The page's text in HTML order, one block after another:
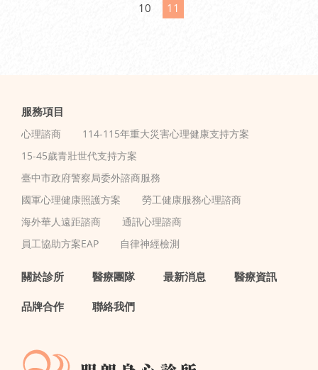
10
11
服務項目
心理諮商
114-115年重大災害心理健康支持方案
15-45歲青壯世代支持方案
臺中市政府警察局委外諮商服務
國軍心理健康照護方案
勞工健康服務心理諮商
海外華人遠距諮商
通訊心理諮商
員工協助方案EAP
自律神經檢測
關於診所 醫療團隊 最新消息 醫療資訊
品牌合作 聯絡我們